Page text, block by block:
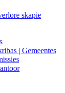
skapie
| Gemeentes